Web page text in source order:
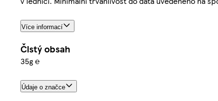
Více informací
Čistý obsah
35g ℮
Údaje o značce